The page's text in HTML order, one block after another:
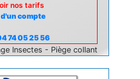
nos tarifs
compte
74 05 25 56
Insectes - Piège collant